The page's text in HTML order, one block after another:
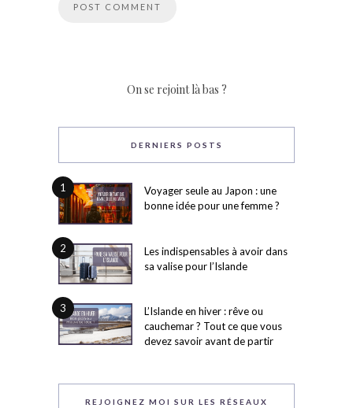
On se rejoint là bas ?
DERNIERS POSTS
1
Voyager seule au Japon : une
bonne idée pour une femme ?
2
Les indispensables à avoir dans
sa valise pour l’Islande
3
L’Islande en hiver : rêve ou
cauchemar ? Tout ce que vous
devez savoir avant de partir
REJOIGNEZ MOI SUR LES RÉSEAUX